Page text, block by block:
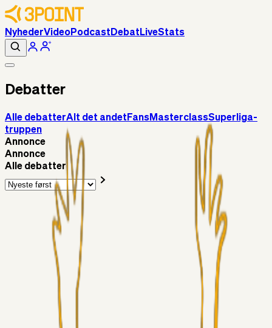
NyhederVideoPodcast Debat LiveStats
Debatter
Alle debatterAlt det andet FansMasterclassSuperliga-
truppen
Annonce
Annonce
Alle debatter
Chrisdinho88 06. aug. 2026
Horsens - Brøndby billet
Alt det andet
Chrisdinho88
05. aug. 2026
Bange anelser
GulBlaaPuls
Kommer Jobbe hjem?